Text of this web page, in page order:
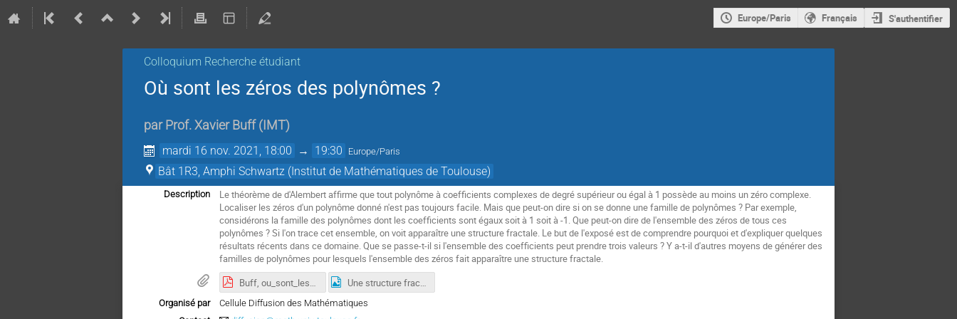
Europe/Paris Français S'authentifier
Colloquium Recherche étudiant
Où sont les zéros des polynômes ?
par Prof. Xavier Buff ( IMT)
mardi 16 nov. 2021, 18:00 → 19:30 Europe/Paris
Bât 1R3, Amphi Schwartz (Institut de Mathématiques de Toulouse)
Description
Le théorème de d'Alembert affirme que tout polynôme à coefficients complexes de degré supérieur ou égal à 1 possède au moins un zéro complexe.
Localiser les zéros d'un polynôme donné n'est pas toujours facile. Mais que peut-on dire si on se donne une famille de polynômes ? Par exemple,
considérons la famille des polynômes dont les coefficients sont égaux soit à 1 soit à -1. Que peut-on dire de l'ensemble des zéros de tous ces
polynômes ? Si l'on trace cet ensemble, on voit apparaître une structure fractale. Le but de l'exposé est de comprendre pourquoi et d'expliquer quelques
résultats récents dans ce domaine. Que se passe-t-il si l'ensemble des coefficients peut prendre trois valeurs ? Y a-t-il d'autres moyens de générer des
familles de polynômes pour lesquels l'ensemble des zéros fait apparaître une structure fractale.
Buff, ou_sont_les_zeros_des_polynomes_16_11_2021.pdf
Une structure fractale
Organisé par
Cellule Diffusion des Mathématiques